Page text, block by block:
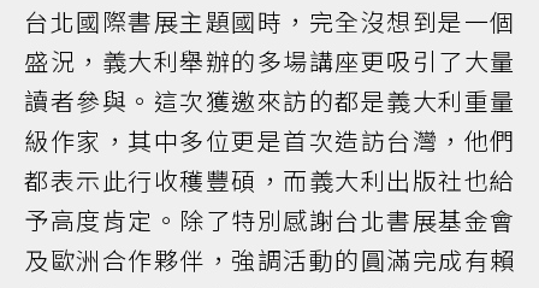
台北國際書展主題國時，完全沒想到是一個
盛況，義大利舉辦的多場講座更吸引了大量
讀者參與。這次獲邀來訪的都是義大利重量
級作家，其中多位更是首次造訪台灣，他們
都表示此行收穫豐碩，而義大利出版社也給
予高度肯定。除了特別感謝台北書展基金會
及歐洲合作夥伴，強調活動的圓滿完成有賴